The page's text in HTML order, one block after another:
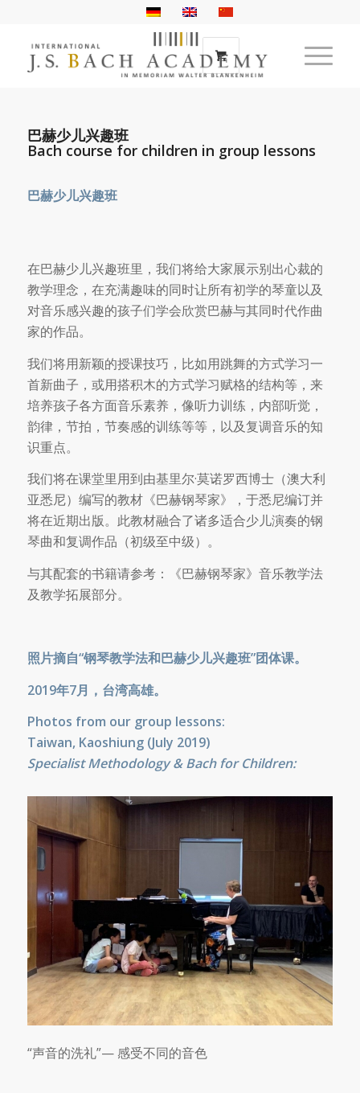
巴赫少儿兴趣班
Bach course for children in group lessons
巴赫少儿兴趣班
在巴赫少儿兴趣班里，我们将给大家展示别出心裁的
教学理念，在充满趣味的同时让所有初学的琴童以及
对音乐感兴趣的孩子们学会欣赏巴赫与其同时代作曲
家的作品。
我们将用新颖的授课技巧，比如用跳舞的方式学习一
首新曲子，或用搭积木的方式学习赋格的结构等，来
培养孩子各方面音乐素养，像听力训练，内部听觉，
韵律，节拍，节奏感的训练等等，以及复调音乐的知
识重点。
我们将在课堂里用到由基里尔·莫诺罗西博士（澳大利
亚悉尼）编写的教材《巴赫钢琴家》，于悉尼编订并
将在近期出版。此教材融合了诸多适合少儿演奏的钢
琴曲和复调作品（初级至中级）。
与其配套的书籍请参考：《巴赫钢琴家》音乐教学法
及教学拓展部分。
照片摘自“钢琴教学法和巴赫少儿兴趣班”团体课。
2019年7月，台湾高雄。
Photos from our group lessons:
Taiwan, Kaoshiung (July 2019)
Specialist Methodology & Bach for Children:
“声音的洗礼”— 感受不同的音色